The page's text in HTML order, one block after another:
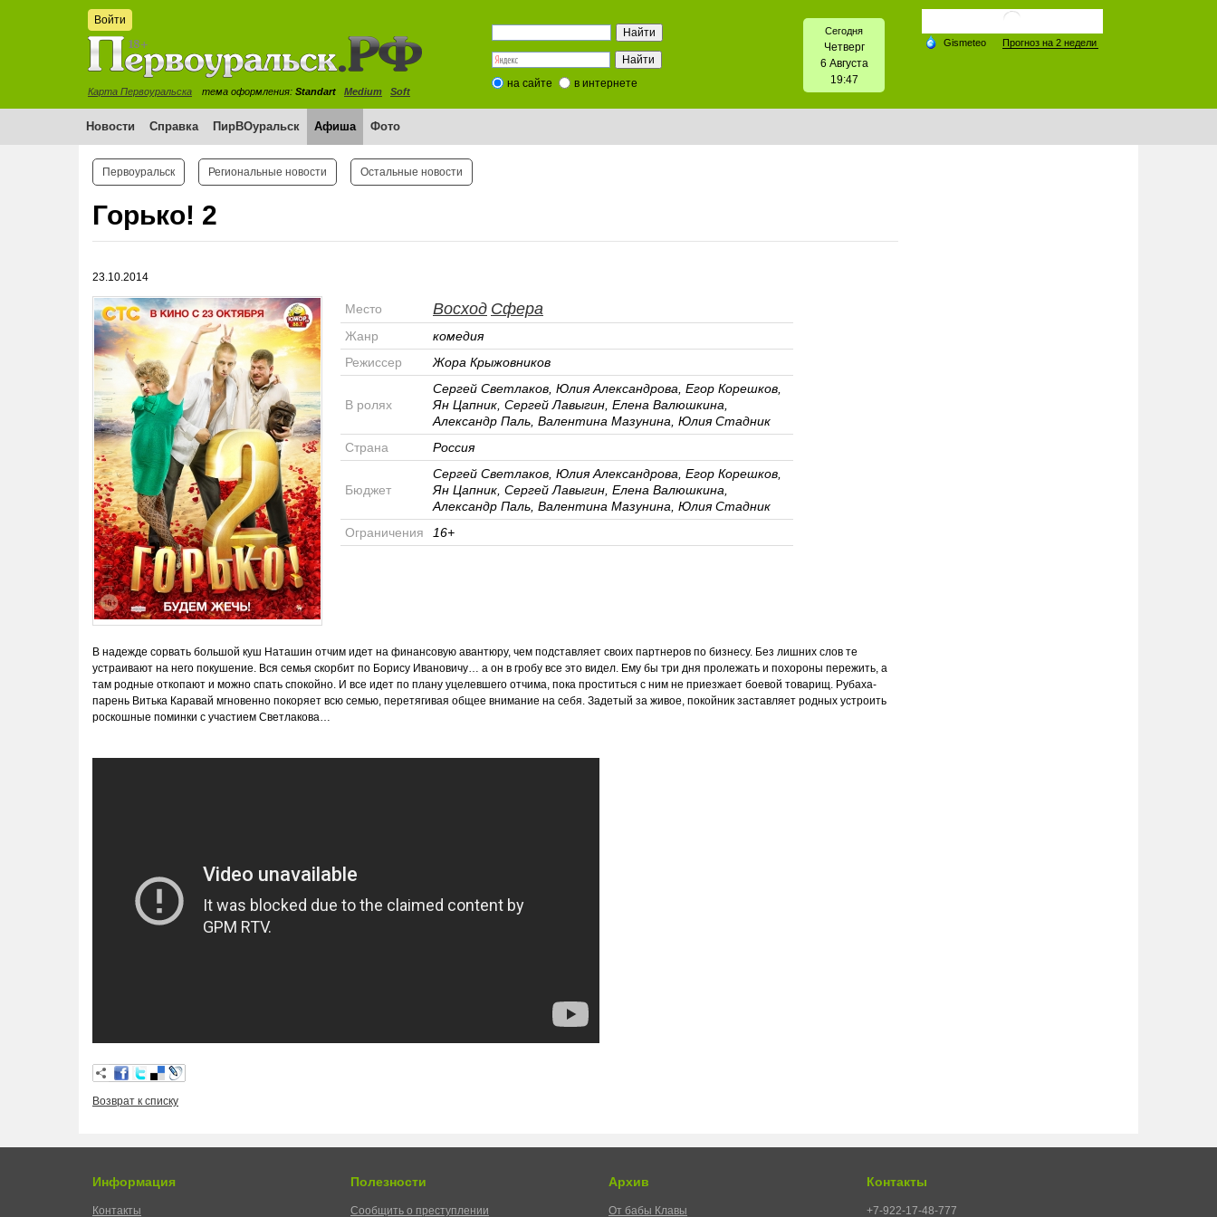
Войти
Карта Первоуральска тема оформления: Standart Medium Soft
на сайте в интернете
Сегодня
Четверг
6 Августа
19:47
Новости Справка ПирВОуральск Афиша Фото
Первоуральск Региональные новости Остальные новости
Горько! 2
23.10.2014
Место Восход Сфера
Жанр
комедия
Режиссер
Жора Крыжовников
В ролях
Сергей Светлаков, Юлия Александрова, Егор Корешков,
Ян Цапник, Сергей Лавыгин, Елена Валюшкина,
Александр Паль, Валентина Мазунина, Юлия Стадник
Страна
Россия
Бюджет
Сергей Светлаков, Юлия Александрова, Егор Корешков,
Ян Цапник, Сергей Лавыгин, Елена Валюшкина,
Александр Паль, Валентина Мазунина, Юлия Стадник
Ограничения
16+
В надежде сорвать большой куш Наташин отчим идет на финансовую авантюру, чем подставляет своих партнеров по бизнесу. Без лишних слов те
устраивают на него покушение. Вся семья скорбит по Борису Ивановичу… а он в гробу все это видел. Ему бы три дня пролежать и похороны пережить, а
там родные откопают и можно спать спокойно. И все идет по плану уцелевшего отчима, пока проститься с ним не приезжает боевой товарищ. Рубаха-
парень Витька Каравай мгновенно покоряет всю семью, перетягивая общее внимание на себя. Задетый за живое, покойник заставляет родных устроить
роскошные поминки с участием Светлакова…
Возврат к списку
Информация
Контакты
Полезности
Сообщить о преступлении
Архив
От бабы Клавы
Контакты
+7-922-17-48-777